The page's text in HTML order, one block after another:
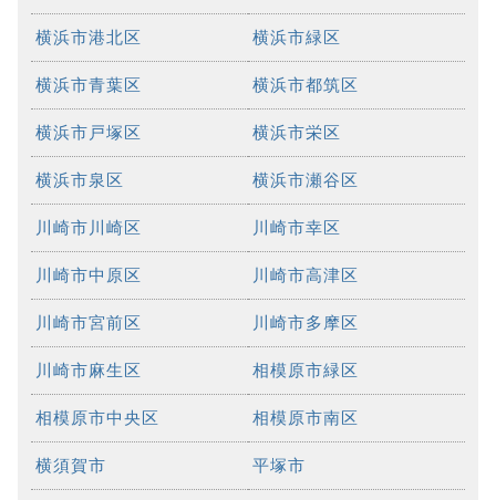
横浜市港北区 横浜市緑区
横浜市青葉区 横浜市都筑区
横浜市戸塚区 横浜市栄区
横浜市泉区 横浜市瀬谷区
川崎市川崎区 川崎市幸区
川崎市中原区 川崎市高津区
川崎市宮前区 川崎市多摩区
川崎市麻生区 相模原市緑区
相模原市中央区 相模原市南区
横須賀市 平塚市